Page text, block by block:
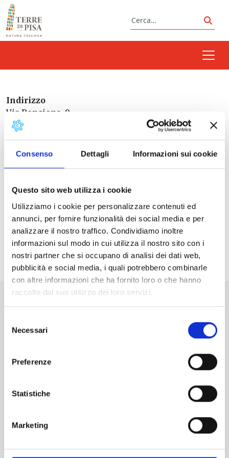
Consenso Dettagli Informazioni sui cookie
Questo sito web utilizza i cookie
Utilizziamo i cookie per personalizzare contenuti ed
annunci, per fornire funzionalità dei social media e per
analizzare il nostro traffico. Condividiamo inoltre
informazioni sul modo in cui utilizza il nostro sito con i
nostri partner che si occupano di analisi dei dati web,
pubblicità e social media, i quali potrebbero combinarle
con altre informazioni che ha fornito loro o che hanno
raccolto dal suo utilizzo dei loro servizi.
delNecessari
Preferenze
Statistiche
Marketing
Vai al contenuto
Cerca
Indirizzo
Via Roncione, 9
Lorenzana
Prossimi eventi
<li>Non ci sono eventi in questo luogo</li>
Vuoi aggiornamenti su cosa fare e cosa vedere nelle Terre
di Pisa?
Iscriviti alla nostra Newsletter!
Servizio Promozione e Sviluppo delle Imprese
turismo@tno.camcom.it